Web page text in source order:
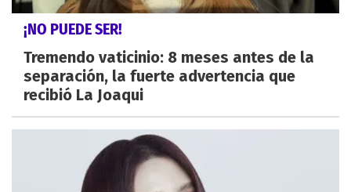
¡NO PUEDE SER!
Tremendo vaticinio: 8 meses antes de la
separación, la fuerte advertencia que
recibió La Joaqui